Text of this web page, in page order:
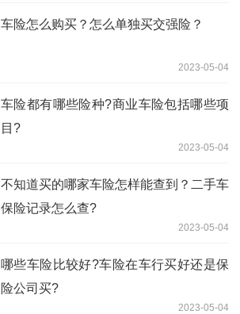
车险怎么购买？怎么单独买交强险？
2023-05-04
车险都有哪些险种?商业车险包括哪些项
目?
2023-05-04
不知道买的哪家车险怎样能查到？二手车
保险记录怎么查?
2023-05-04
哪些车险比较好?车险在车行买好还是保
险公司买?
2023-05-04